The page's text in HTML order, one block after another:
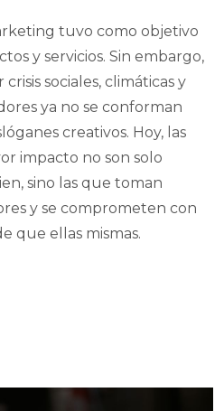
tuvo como objetivo
y servicios. Sin embargo,
sociales, climáticas y
ya no se conforman
creativos. Hoy, las
impacto no son solo
sino las que toman
y se comprometen con
que ellas mismas.